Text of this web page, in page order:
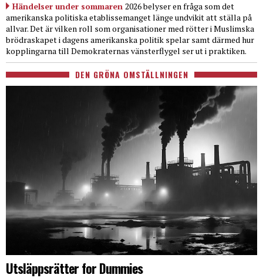
Händelser under sommaren 2026 belyser en fråga som det
amerikanska politiska etablissemanget länge undvikit att ställa på
allvar. Det är vilken roll som organisationer med rötter i Muslimska
brödraskapet i dagens amerikanska politik spelar samt därmed hur
kopplingarna till Demokraternas vänsterflygel ser ut i praktiken.
DEN GRÖNA OMSTÄLLNINGEN
Utsläppsrätter for Dummies